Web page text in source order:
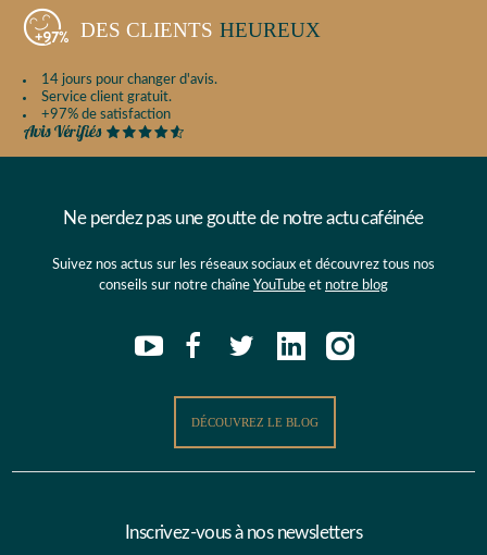
DES CLIENTS HEUREUX
14 jours pour changer d'avis.
Service client gratuit.
+97% de satisfaction
Ne perdez pas une goutte de notre actu caféinée
Suivez nos actus sur les réseaux sociaux et découvrez tous nos
conseils sur notre chaîne YouTube et notre blog
DÉCOUVREZ LE BLOG
Inscrivez-vous à nos newsletters